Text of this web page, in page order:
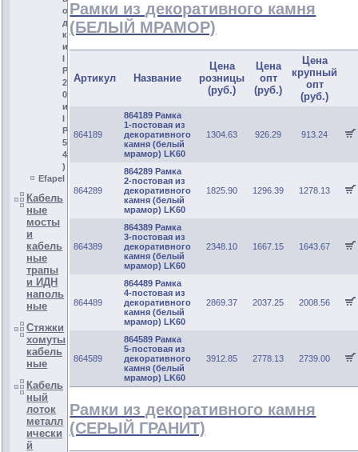
о
д
к
и
I
P
2
0
и
I
P
5
4
)
Efapel
Кабель
ные
мосты
и
кабель
ные
трапы
и ИДН
наполь
ные
Стяжки
хомуты
кабель
ные
Кабель
ный
лоток
металл
ически
й
Рамки из декоративного камня
(БЕЛЫЙ МРАМОР)
Артикул Название
Цена
розницы
(руб.)
Цена
опт
(руб.)
Цена
крупный
опт
(руб.)
864189
864189 Рамка
1-постовая из
декоративного
камня (белый
мрамор) LK60
1304.63 926.29 913.24
864289
864289 Рамка
2-постовая из
декоративного
камня (белый
мрамор) LK60
1825.90 1296.39 1278.13
864389
864389 Рамка
3-постовая из
декоративного
камня (белый
мрамор) LK60
2348.10 1667.15 1643.67
864489
864489 Рамка
4-постовая из
декоративного
камня (белый
мрамор) LK60
2869.37 2037.25 2008.56
864589
864589 Рамка
5-постовая из
декоративного
камня (белый
мрамор) LK60
3912.85 2778.13 2739.00
Рамки из декоративного камня
(СЕРЫЙ ГРАНИТ)